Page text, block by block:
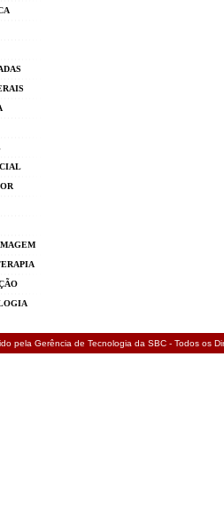
pela Gerência de Tecnologia da SBC - Todos os